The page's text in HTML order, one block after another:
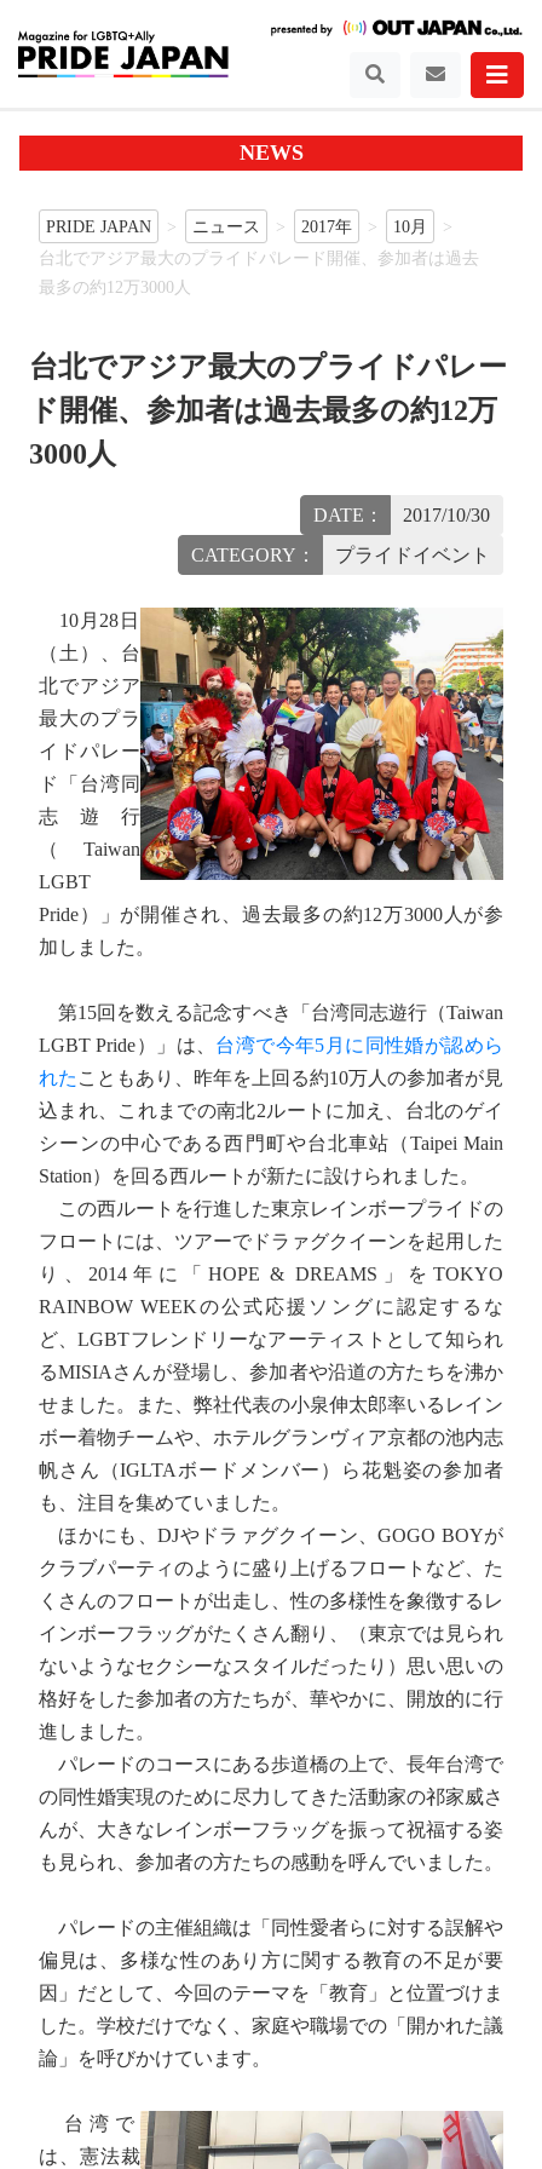
NEWS
PRIDE JAPAN ニュース 2017年
10月
台北でアジア最大のプライドパレード開催、参加者は過去
最多の約12万3000人
台北でアジア最大のプライドパレー
ド開催、参加者は過去最多の約12万
3000人
DATE：
2017/10/30
CATEGORY：
プライドイベント
10月28日
（土）、台
北でアジア
最大のプラ
イドパレー
ド「台湾同
志遊行
（Taiwan
LGBT
Pride）」が開催され、過去最多の約12万3000人が参
加しました。
第15回を数える記念すべき「台湾同志遊行（Taiwan
LGBT Pride）」は、 台湾で今年5月に同性婚が認めら
れた こともあり、昨年を上回る約10万人の参加者が見
込まれ、これまでの南北2ルートに加え、台北のゲイ
シーンの中心である西門町や台北車站（Taipei Main
Station）を回る西ルートが新たに設けられました。
この西ルートを行進した東京レインボープライドの
フロートには、ツアーでドラァグクイーンを起用した
り、2014年に「HOPE & DREAMS」をTOKYO
RAINBOW WEEKの公式応援ソングに認定するな
ど、LGBTフレンドリーなアーティストとして知られ
るMISIAさんが登場し、参加者や沿道の方たちを沸か
せました。また、弊社代表の小泉伸太郎率いるレイン
ボー着物チームや、ホテルグランヴィア京都の池内志
帆さん（IGLTAボードメンバー）ら花魁姿の参加者
も、注目を集めていました。
ほかにも、DJやドラァグクイーン、GOGO BOYが
クラブパーティのように盛り上げるフロートなど、た
くさんのフロートが出走し、性の多様性を象徴するレ
インボーフラッグがたくさん翻り、（東京では見られ
ないようなセクシーなスタイルだったり）思い思いの
格好をした参加者の方たちが、華やかに、開放的に行
進しました。
パレードのコースにある歩道橋の上で、長年台湾で
の同性婚実現のために尽力してきた活動家の祁家威さ
んが、大きなレインボーフラッグを振って祝福する姿
も見られ、参加者の方たちの感動を呼んでいました。
パレードの主催組織は「同性愛者らに対する誤解や
偏見は、多様な性のあり方に関する教育の不足が要
因」だとして、今回のテーマを「教育」と位置づけま
した。学校だけでなく、家庭や職場での「開かれた議
論」を呼びかけています。
台湾で
は、憲法裁